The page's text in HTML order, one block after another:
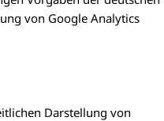
von Google Analytics
Darstellung von